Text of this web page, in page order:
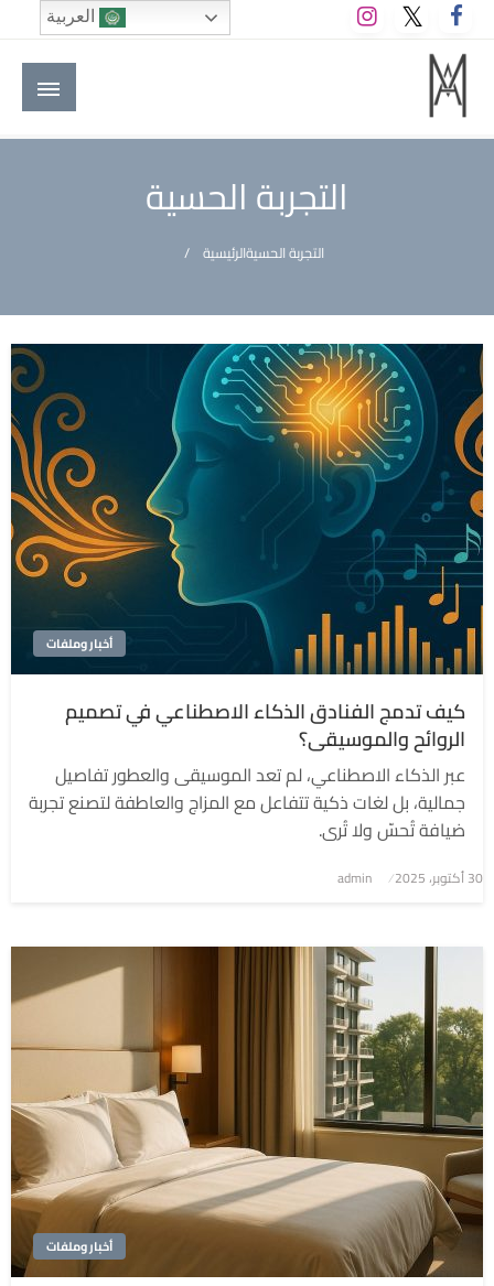
التخطي
إلى
المحتوى
M A hotels | إم ايه هوتيلز
الموقع الأول للعاملين في الفنادق في العالم العربي
التجربة الحسية
الرئيسيةالتجربة الحسية
أخبار وملفات
كيف تدمج الفنادق الذكاء الاصطناعي في تصميم
الروائح والموسيقى؟
عبر الذكاء الاصطناعي، لم تعد الموسيقى والعطور تفاصيل
جمالية، بل لغات ذكية تتفاعل مع المزاج والعاطفة لتصنع تجربة
ضيافة تُحسّ ولا تُرى.
نُشر
30 أكتوبر، 2025 admin
أخبار وملفات
العربية